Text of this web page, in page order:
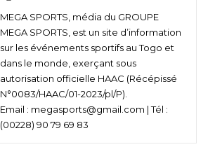
MEGA SPORTS, média du GROUPE
MEGA SPORTS, est un site d’information
sur les événements sportifs au Togo et
dans le monde, exerçant sous
autorisation officielle HAAC (Récépissé
N°0083/HAAC/01-2023/pl/P).
Email : megasports@gmail.com | Tél :
(00228) 90 79 69 83